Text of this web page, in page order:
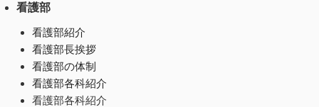
看護部
看護部紹介
看護部長挨拶
看護部の体制
看護部各科紹介
看護部各科紹介